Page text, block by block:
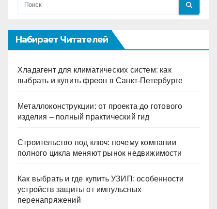
Набирает Читателей
Хладагент для климатических систем: как
выбрать и купить фреон в Санкт-Петербурге
Металлоконструкции: от проекта до готового
изделия – полный практический гид
Строительство под ключ: почему компании
полного цикла меняют рынок недвижимости
Как выбрать и где купить УЗИП: особенности
устройств защиты от импульсных
перенапряжений